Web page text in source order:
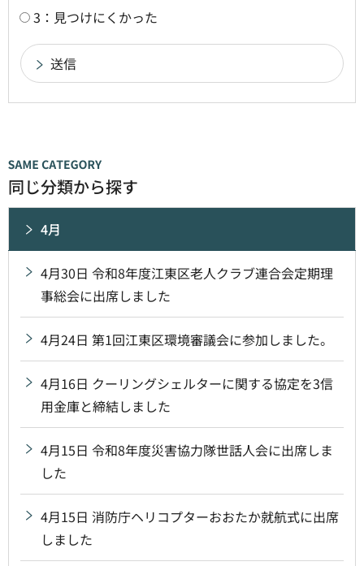
3：見つけにくかった
同じ分類から探す
4月
4月30日 令和8年度江東区老人クラブ連合会定期理
事総会に出席しました
4月24日 第1回江東区環境審議会に参加しました。
4月16日 クーリングシェルターに関する協定を3信
用金庫と締結しました
4月15日 令和8年度災害協力隊世話人会に出席しま
した
4月15日 消防庁ヘリコプターおおたか就航式に出席
しました